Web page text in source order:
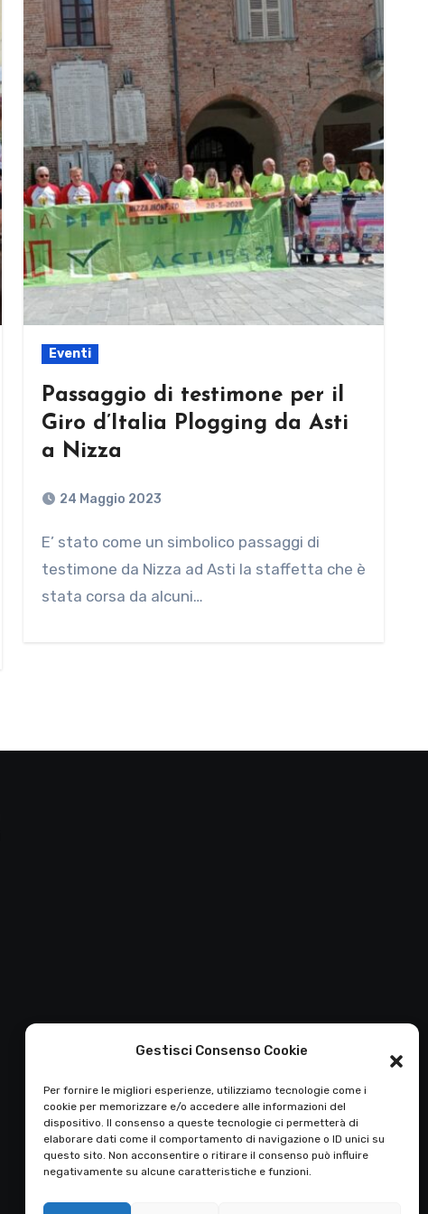
Gestisci Consenso Cookie
Per fornire le migliori esperienze, utilizziamo tecnologie come i
cookie per memorizzare e/o accedere alle informazioni del
dispositivo. Il consenso a queste tecnologie ci permetterà di
elaborare dati come il comportamento di navigazione o ID unici su
questo sito. Non acconsentire o ritirare il consenso può influire
negativamente su alcune caratteristiche e funzioni.
Eventi
Passaggio di testimone per il
Giro d’Italia Plogging da Asti
a Nizza
24 Maggio 2023
E’ stato come un simbolico passaggi di
testimone da Nizza ad Asti la staffetta che è
stata corsa da alcuni…